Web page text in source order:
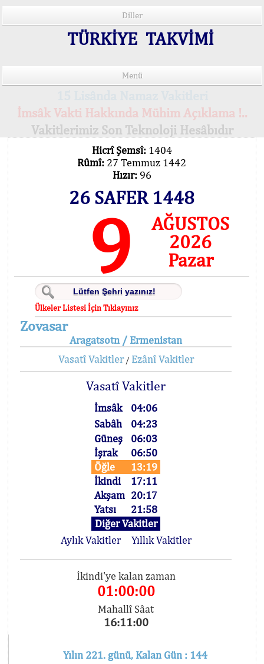
Diller
TÜRKİYE TAKVİMİ
Menü
İmsâk Vakti Hakkında Mühim Açıklama !..
Vakitlerimiz Son Teknoloji Hesâbıdır
Hicrî Şemsî: 1404
Rûmî: 27 Temmuz 1442
Hızır: 96
26 SAFER 1448
9
AĞUSTOS
2026
Pazar
Ülkeler Listesi İçin Tıklayınız
Zovasar
Aragatsotn / Ermenistan
Vasatî Vakitler/ Ezânî Vakitler
Vasatî Vakitler
İmsâk
04:06
Sabâh
04:23
Güneş
06:03
İşrak
06:50
Öğle
13:19
İkindi
17:11
Akşam 20:17
Yatsı
21:58
Diğer Vakitler
Aylık Vakitler
Yıllık Vakitler
İkindi'ye kalan zaman
01:00:00
Mahallî Sâat
16:11:00
Yılın 221. günü, Kalan Gün : 144